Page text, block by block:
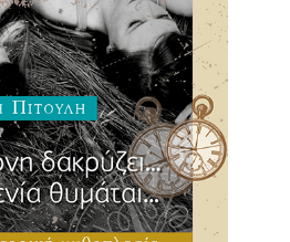
θέατρο ΕΛ.ΑΣ